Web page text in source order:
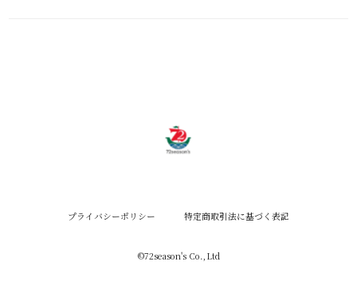
プライバシーポリシー 特定商取引法に基づく表記
©︎72season's Co.,Ltd